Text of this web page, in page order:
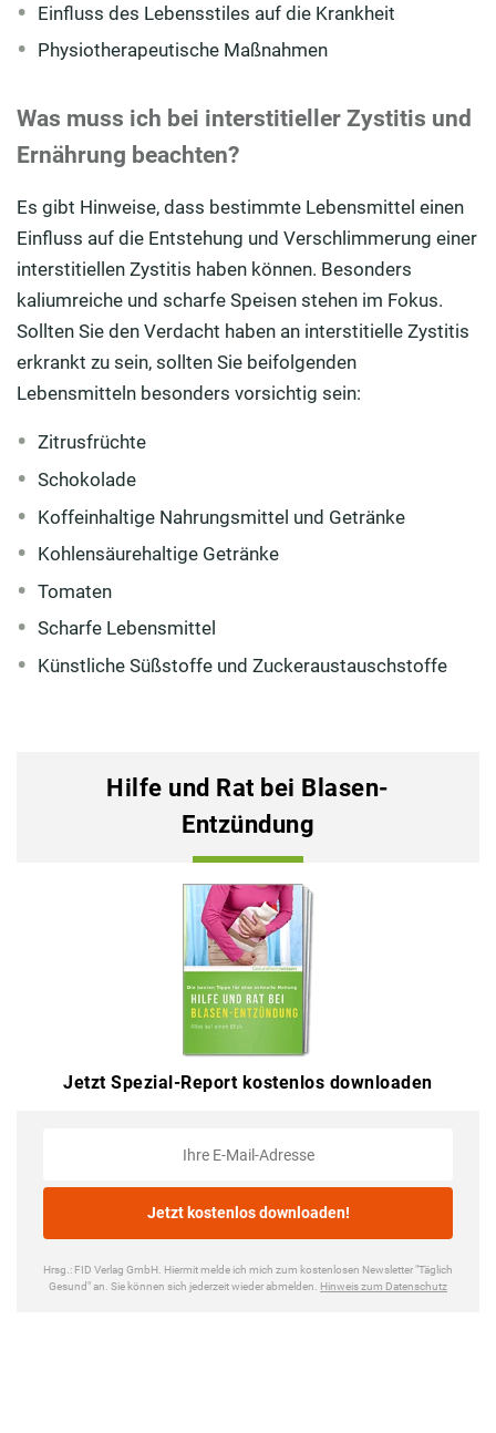
Einfluss des Lebensstiles auf die Krankheit
Physiotherapeutische Maßnahmen
Was muss ich bei interstitieller Zystitis und
Ernährung beachten?
Es gibt Hinweise, dass bestimmte Lebensmittel einen
Einfluss auf die Entstehung und Verschlimmerung einer
interstitiellen Zystitis haben können. Besonders
kaliumreiche und scharfe Speisen stehen im Fokus.
Sollten Sie den Verdacht haben an interstitielle Zystitis
erkrankt zu sein, sollten Sie beifolgenden
Lebensmitteln besonders vorsichtig sein:
Zitrusfrüchte
Schokolade
Koffeinhaltige Nahrungsmittel und Getränke
Kohlensäurehaltige Getränke
Tomaten
Scharfe Lebensmittel
Künstliche Süßstoffe und Zuckeraustauschstoffe